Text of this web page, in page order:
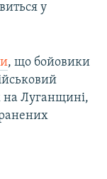
у
, що бойовики
на Луганщині,